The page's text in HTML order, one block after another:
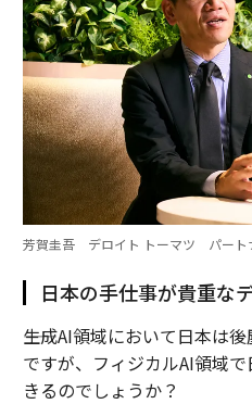
芳賀圭吾 デロイト トーマツ パート
日本の手仕事が貴重な
――生成AI領域において日本は
ですが、フィジカルAI領域
きるのでしょうか？